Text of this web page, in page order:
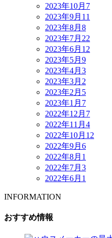
2023年10月 7
2023年9月 11
2023年8月 8
2023年7月 22
2023年6月 12
2023年5月 9
2023年4月 3
2023年3月 2
2023年2月 5
2023年1月 7
2022年12月 7
2022年11月 4
2022年10月 12
2022年9月 6
2022年8月 1
2022年7月 3
2022年6月 1
INFORMATION
おすすめ情報